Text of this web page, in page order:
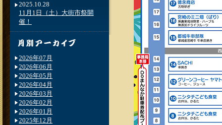
2025.10.28
11月1日（土）大街市祭開
催！
2026年07月
2026年06月
2026年05月
2026年04月
2026年03月
2026年02月
2026年01月
2025年12月